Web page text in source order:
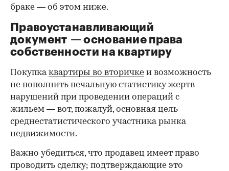
00:00 / 00:00
браке — об этом ниже.
Правоустанавливающий
документ — основание права
собственности на квартиру
Покупкаквартиры во вторичке и возможность
не пополнить печальную статистику жертв
нарушений при проведении операций с
жильем — вот, пожалуй, основная цель
среднестатистического участника рынка
недвижимости.
Важно убедиться, что продавец имеет право
проводить сделку; подтверждающие это